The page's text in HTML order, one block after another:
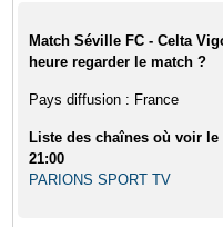
Match Séville FC - Celta
heure regarder le match ?
Pays diffusion : France
Liste des chaînes où voir le
21:00
PARIONS SPORT TV